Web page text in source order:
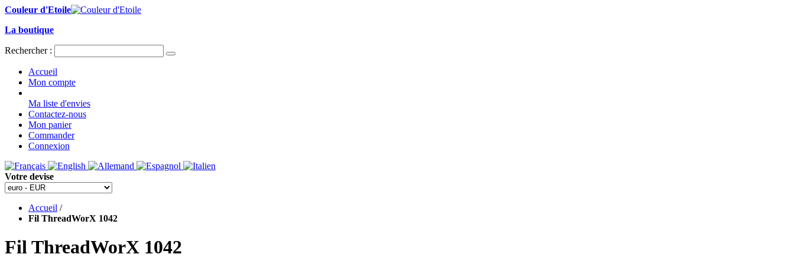
Couleur d'Etoile
La boutique
Rechercher :
Accueil
Mon compte
Ma liste d'envies
Contactez-nous
Mon panier
Commander
Connexion
Votre devise
Accueil /
Fil ThreadWorX 1042
Fil ThreadWorX 1042